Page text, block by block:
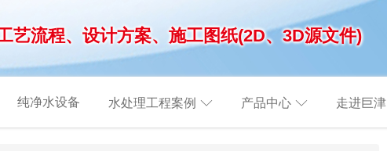
艺流程、设计方案、施工图纸(2D、3D源文件)
纯净水设备 水处理工程案例 产品中心 走进巨津